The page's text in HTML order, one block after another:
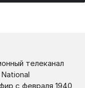
телеканал
с февраля 1940